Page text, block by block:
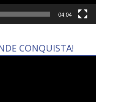
04:04
CONQUISTA!